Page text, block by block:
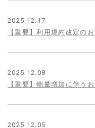
2025.12.17
【重要】利用規約改定の
2025.12.08
【重要】物量増加に伴う
2025.12.05